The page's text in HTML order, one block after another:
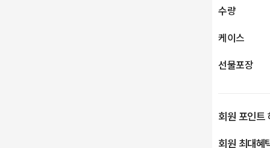
수량
케이스
선물포장
회원 포인트
회원 최대혜